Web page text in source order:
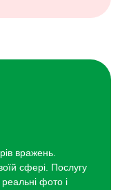
вражень.
сфері. Послугу
фото і